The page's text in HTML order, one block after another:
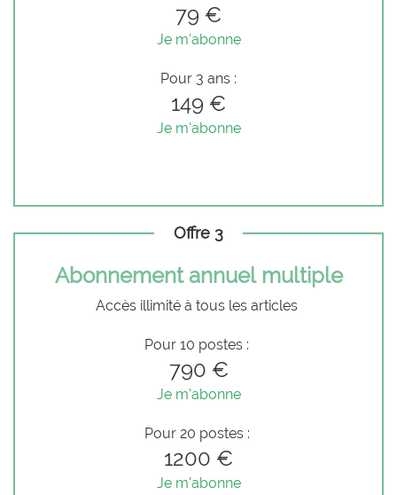
79 €
Je m'abonne
Pour 3 ans :
149 €
Je m'abonne
Offre 3
Abonnement annuel multiple
Accès illimité à tous les articles
Pour 10 postes :
790 €
Je m'abonne
Pour 20 postes :
1200 €
Je m'abonne